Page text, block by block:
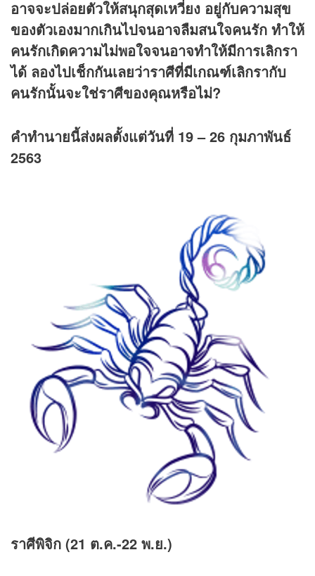
อาจจะปล่อยตัวให้สนุกสุดเหวี่ยง อยู่กับความสุข
ของตัวเองมากเกินไปจนอาจลืมสนใจคนรัก ทำให้
คนรักเกิดความไม่พอใจจนอาจทำให้มีการเลิกรา
ได้ ลองไปเช็กกันเลยว่าราศีที่มีเกณฑ์เลิกรากับ
คนรักนั้นจะใช่ราศีของคุณหรือไม่?
คำทำนายนี้ส่งผลตั้งแต่วันที่ 19 – 26 กุมภาพันธ์
2563
ราศีพิจิก (21 ต.ค.-22 พ.ย.)